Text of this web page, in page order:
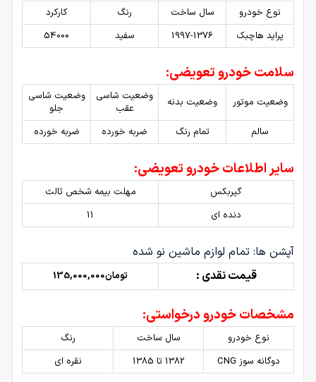
نوع خودرو سال ساخت رنگ
کارکرد
پراید هاچبک
1997-1376 سفید 54000
سلامت خودرو تعویضی:
وضعیت موتور وضعیت بدنه
وضعیت شاسی
عقب
وضعیت شاسی
جلو
سالم
تمام رنگ ضربه خورده ضربه خورده
سایر اطلاعات خودرو تعویضی:
گیربکس
مهلت بیمه شخص ثالث
دنده ای
11
آپشن ها: تمام لوازم ماشین نو شده
قیمت نقدی :
تومان135,000,000
مشخصات خودرو درخواستی:
نوع خودرو سال ساخت
رنگ
دوگانه سوز CNG
1382 تا 1385 نقره ای